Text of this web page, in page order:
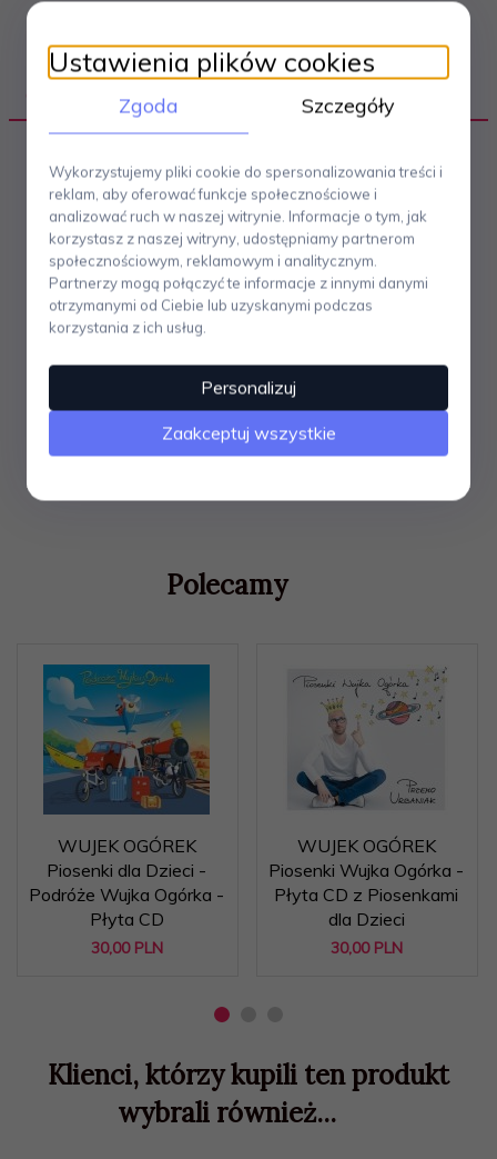
OPIS PRODUKTU
Melodyjne, mądre, autorskie piosenki
poznańskiego artysty jakim jest Przemo
Urbaniak.
Akustyczne brzmienia przesycone są emocjami i
historiami, w których niejeden odnajdzie siebie.
1. Liście i piach
2. Ty i ja
3. Szukam sprawdzam
4. Pusty tron
5. Miecz
7. Azyl
Polecamy
WUJEK OGÓREK
Piosenki dla Dzieci -
Podróże Wujka Ogórka -
Płyta CD
30,00 PLN
WUJEK OGÓREK
Piosenki Wujka Ogórka -
Płyta CD z Piosenkami
dla Dzieci
30,00 PLN
Klienci, którzy kupili ten produkt
wybrali również...
Ustawienia plików cookies
Zgoda Szczegóły
Wykorzystujemy pliki cookie do spersonalizowania treści i
reklam, aby oferować funkcje społecznościowe i
analizować ruch w naszej witrynie. Informacje o tym, jak
korzystasz z naszej witryny, udostępniamy partnerom
społecznościowym, reklamowym i analitycznym.
Partnerzy mogą połączyć te informacje z innymi danymi
otrzymanymi od Ciebie lub uzyskanymi podczas
korzystania z ich usług.
Personalizuj
Zaakceptuj wszystkie